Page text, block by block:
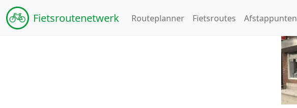
Fietsroutenetwerk Routeplanner Fietsroutes Afstappunten